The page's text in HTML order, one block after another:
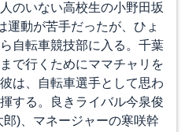
のいない高校生の小野田坂
運動が苦手だったが、ひょ
自転車競技部に入る。千葉
で行くためにママチャリを
は、自転車選手として思わ
する。良きライバル今泉俊
郎)、マネージャーの寒咲幹